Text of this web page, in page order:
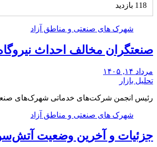
118 بازدید
شهرک های صنعتی و مناطق آزاد
صنعتگران مخالف احداث
مرداد ۱۴, ۱۴۰۵
تحلیل بازار
رئیس انجمن شرکت‌های خدماتی شهرک‌های
شهرک های صنعتی و مناطق آزاد
جزئیات و آخرین وضعیت